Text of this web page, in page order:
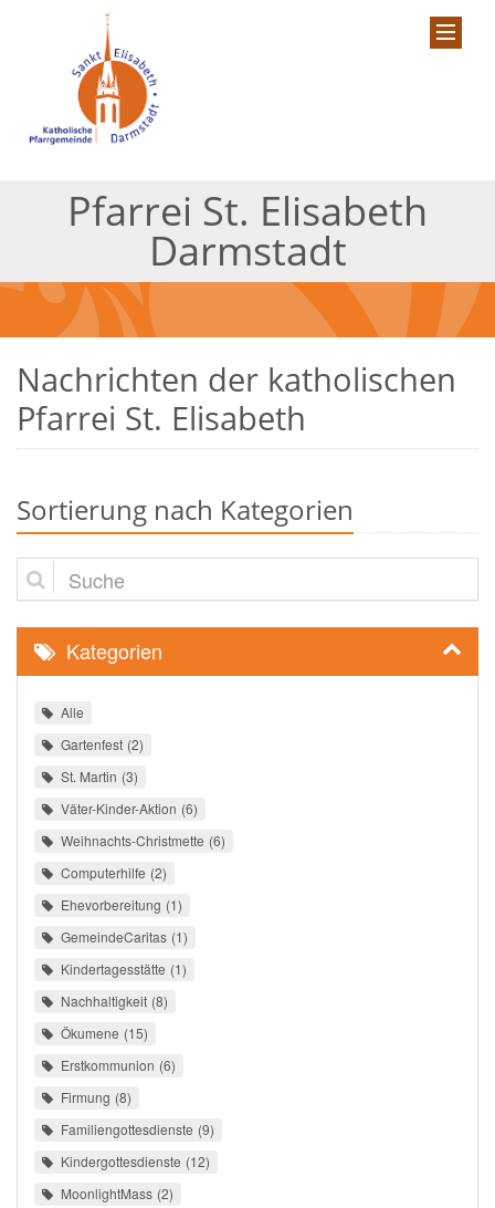
Pfarrei St. Elisabeth
Darmstadt
Nachrichten der katholischen
Pfarrei St. Elisabeth
Sortierung nach Kategorien
Suche
Kategorien
Alle
Gartenfest 2
St. Martin 3
Väter-Kinder-Aktion 6
Weihnachts-Christmette 6
Computerhilfe 2
Ehevorbereitung 1
GemeindeCaritas 1
Kindertagesstätte 1
Nachhaltigkeit 8
Ökumene 15
Erstkommunion 6
Firmung 8
Familiengottesdienste 9
Kindergottesdienste 12
MoonlightMass 2